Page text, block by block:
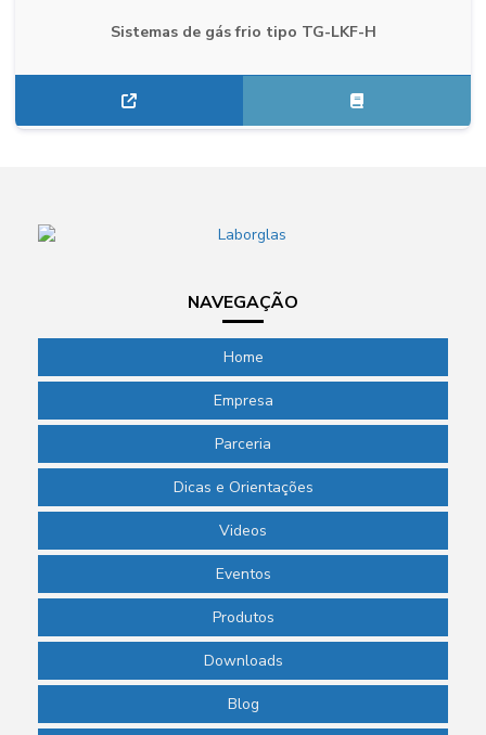
Sistemas de gás frio tipo TG-LKF-H
NAVEGAÇÃO
Home
Empresa
Parceria
Dicas e Orientações
Videos
Eventos
Produtos
Downloads
Blog